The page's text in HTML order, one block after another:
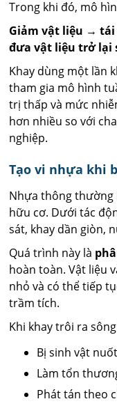
Trong khi đó, mô
Giảm vật liệu →
đưa vật liệu trở lại
Khay dùng một lần
tham gia mô hình
trị thấp và mức
hơn nhiều so với
nghiệp.
Tạo vi nhựa khi
Nhựa thông
hữu cơ. Dưới tác
sát, khay dần giòn,
Quá trình này là
hoàn toàn. Vật liệu
nhỏ và có thể tiếp
trầm tích.
Khi khay trôi ra
Bị sinh vật
Làm tổn
Phát tán theo